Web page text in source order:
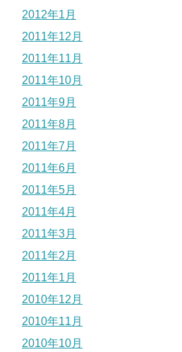
2012年1月
2011年12月
2011年11月
2011年10月
2011年9月
2011年8月
2011年7月
2011年6月
2011年5月
2011年4月
2011年3月
2011年2月
2011年1月
2010年12月
2010年11月
2010年10月